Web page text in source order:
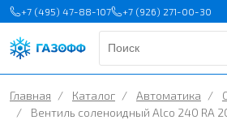
+7 (495) 47-88-107 +7 (926) 271-00-30
Главная / Каталог / Автоматика /
/
Вентиль соленоидный Alco 240 RA